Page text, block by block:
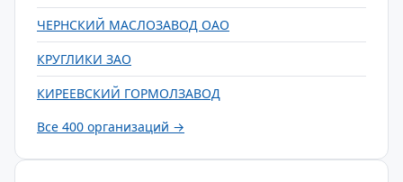
ЧЕРНСКИЙ МАСЛОЗАВОД ОАО
КРУГЛИКИ ЗАО
КИРЕЕВСКИЙ ГОРМОЛЗАВОД
Все 400 организаций →